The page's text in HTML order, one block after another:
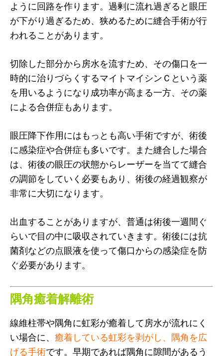
ように回路を作ります。過剰に流れ過ぎると眼圧
が下がり過ぎるため、狭めるために縫合手術が行
われることがあります。
切除した部分から房水を流すため、その傷口を一
時的に治りづらくするマイトマイシンＣという薬
を用いるようになり成功率が高まる一方、その薬
による合併症もあります。
眼圧降下作用にはもっとも高い手術ですが、術後
に感染症や合併症も多いです。また縫合した場合
は、術後の眼圧の状態からレーザーを当てて縫合
の調節をしていく必要もあり、術後の経過観察が
非常に大切になります。
出血することがありますが、普通は術後一週間ぐ
らいで目の中に吸収されていきます。術後には抗
菌剤などの点眼液を使って傷口からの感染症を防
ぐ必要があります。
隅角癒着解離術
線維柱帯や隅角に虹彩が癒着して房水が流れにく
い場合に、 癒着している虹彩を剥がし、隅角を広
げる手術です。早期であれば隅角に隙間があるう